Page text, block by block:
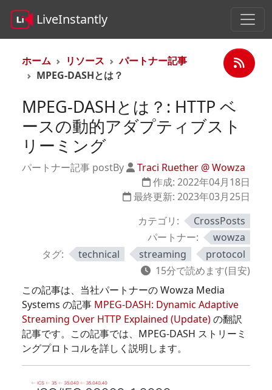
LiveInstantly
ホーム リソース
パートナー記事
MPEG-DASHとは？
MPEG-DASHとは？: HTTP ベ
ースの動的アダプティブスト
リーミング
パートナー記事 postBy
Traci Ruether @ Wowza
作成: 2022年04月18日
最終更新: 2023年03月25日
カテゴリ:
CrossPosts
パートナー:
wowza
タグ:
technical streaming
protocol
15分で読めます(目安)
この記事は、当社パートナーの Wowza Media
Systems の記事 MPEG-DASH: Dynamic Adaptive
Streaming Over HTTP Explained (Update)の翻訳
記事です。この記事では、MPEG-DASH ストリーミ
ングプロトコルを詳しく説明します。